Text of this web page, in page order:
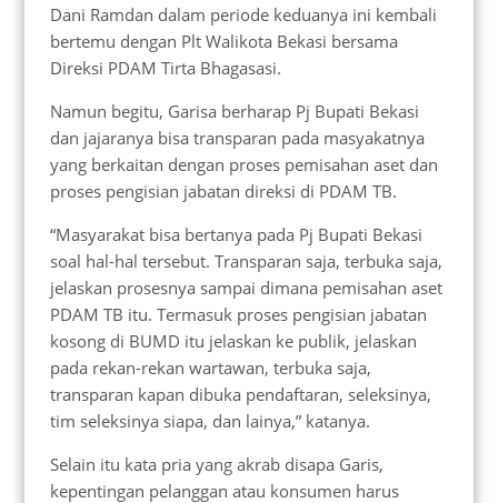
Dani Ramdan dalam periode keduanya ini kembali
bertemu dengan Plt Walikota Bekasi bersama
Direksi PDAM Tirta Bhagasasi.
Namun begitu, Garisa berharap Pj Bupati Bekasi
dan jajaranya bisa transparan pada masyakatnya
yang berkaitan dengan proses pemisahan aset dan
proses pengisian jabatan direksi di PDAM TB.
“Masyarakat bisa bertanya pada Pj Bupati Bekasi
soal hal-hal tersebut. Transparan saja, terbuka saja,
jelaskan prosesnya sampai dimana pemisahan aset
PDAM TB itu. Termasuk proses pengisian jabatan
kosong di BUMD itu jelaskan ke publik, jelaskan
pada rekan-rekan wartawan, terbuka saja,
transparan kapan dibuka pendaftaran, seleksinya,
tim seleksinya siapa, dan lainya,” katanya.
Selain itu kata pria yang akrab disapa Garis,
kepentingan pelanggan atau konsumen harus